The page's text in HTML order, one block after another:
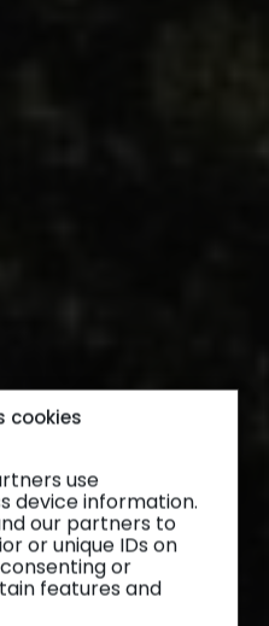
cookies
use
device information.
our partners to
or unique IDs on
or
features and